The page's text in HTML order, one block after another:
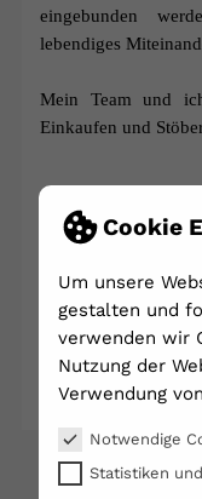
Cookie
Um unsere
gestalten und
verwenden wir
Nutzung der
Verwendung
Notwendige
Statistiken
eingebunden
lebendiges
Mein Team und
Einkaufen und